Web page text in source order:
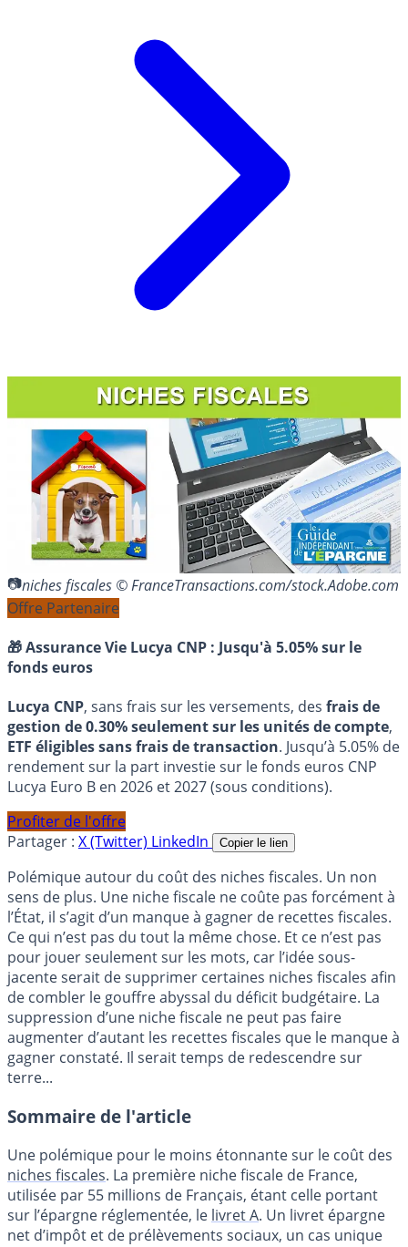
niches fiscales © FranceTransactions.com/stock.Adobe.com
Offre Partenaire
🎁 Assurance Vie Lucya CNP : Jusqu'à 5.05% sur le
fonds euros
Lucya CNP, sans frais sur les versements, des frais de
gestion de 0.30% seulement sur les unités de compte,
ETF éligibles sans frais de transaction. Jusqu’à 5.05% de
rendement sur la part investie sur le fonds euros CNP
Lucya Euro B en 2026 et 2027 (sous conditions).
Profiter de l'offre
Partager : X (Twitter) LinkedIn Copier le lien
Polémique autour du coût des niches fiscales. Un non
sens de plus. Une niche fiscale ne coûte pas forcément à
l’État, il s’agit d’un manque à gagner de recettes fiscales.
Ce qui n’est pas du tout la même chose. Et ce n’est pas
pour jouer seulement sur les mots, car l’idée sous-
jacente serait de supprimer certaines niches fiscales afin
de combler le gouffre abyssal du déficit budgétaire. La
suppression d’une niche fiscale ne peut pas faire
augmenter d’autant les recettes fiscales que le manque à
gagner constaté. Il serait temps de redescendre sur
terre...
Sommaire de l'article
Une polémique pour le moins étonnante sur le coût des
niches fiscales. La première niche fiscale de France,
utilisée par 55 millions de Français, étant celle portant
sur l’épargne réglementée, le livret A. Un livret épargne
net d’impôt et de prélèvements sociaux, un cas unique